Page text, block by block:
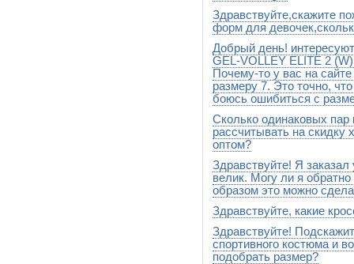
Конечно можно.Напишите
речь и Ваш размер
Здравствуйте,скажите
форм для
Добрый день.При заказе
15%
Добрый день!
GEL-VOLLEY ELITE 2
Почему-то у вас на
размеру 7. Это точно,
боюсь ошибиться с
добрый день. Напишите нам
телефона,мы Вам
Сколько одинаковых пар
рассчитывать на скидку
оптом?
Добрый день.Напишите нам
размеры,которые Вы хотите
Вашу скидку
Здравствуйте! Я
велик. Могу ли я
образом это можно
Добрый день.Все меняем и
на почту info@stylesport.ru
Здравствуйте, какие
Добрый день.Конечно есть.
Здравствуйте!
спортивного костюма и
подобрать размер?